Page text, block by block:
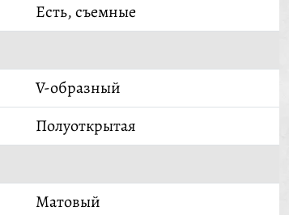
Есть, съемные
V-образный
Полуоткрытая
Матовый